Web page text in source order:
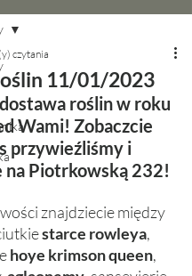
11/01/2023
czytania
roślin w roku
Wami! Zobaczcie
przywieźliśmy i
na Piotrkowską 232!
znajdziecie między
starce rowleya,
hoye krimson queen,